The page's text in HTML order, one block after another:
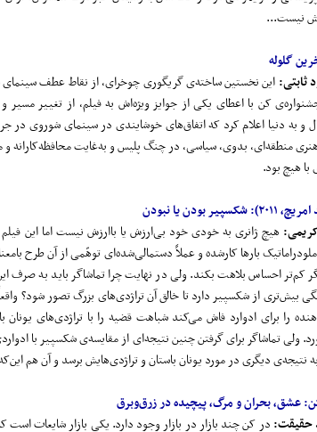
نیست...
گلوله
ثابتی: این نخستین ساخته‌ی گریگوری چوخرای، از نقاط عطف سینمای
کن با اعطای یکی از جوایز ویژه‌اش به فیلم، از تغییر
منطقه‌ای، بدوی، سیاسی، در چنگ پلیس و به‌غایت محافظه‌کارانه و
هیچ بود.
یا نبودن
هیچ ژانری به خودی خود بی‌ارزش یا باارزش نیست اما این
بارها کارشده و عملاً دستمالی‌شده‌ای توهّمی از آن طرح
کم‌تر احساس بلاهت بکند. ولی در نهایت چرا تماشاگر باید به صرف
بیش‌تری از شکسپیر دارد تا خالق آن تراژدی‌های بزرگ تصور شود؟
را برای ادوارد فاش می‌کند شباهت قضیه را با تراژدی‌های
ولی تماشاگر برای گرفتن چنین نتیجه‌ای از مقایسه‌ی شکسپیر با
نتیجه‌ی دیگری در مورد یونان باستان و تراژدی‌هایش برسد و آن هم
عشق، بحران و مرگ، پیچیده در زرق‌و‌برق‌
حقیقت: در کن چند بازار در بازار وجود دارد. یکی بازار شایعات